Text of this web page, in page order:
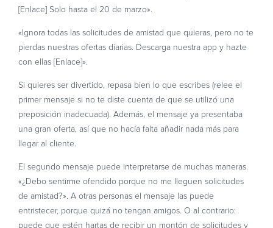
[Enlace] Solo hasta el 20 de marzo».
«Ignora todas las solicitudes de amistad que quieras, pero no te
pierdas nuestras ofertas diarias. Descarga nuestra app y hazte
con ellas [Enlace]».
Si quieres ser divertido, repasa bien lo que escribes (relee el
primer mensaje si no te diste cuenta de que se utilizó una
preposición inadecuada). Además, el mensaje ya presentaba
una gran oferta, así que no hacía falta añadir nada más para
llegar al cliente.
El segundo mensaje puede interpretarse de muchas maneras.
«¿Debo sentirme ofendido porque no me lleguen solicitudes
de amistad?». A otras personas el mensaje las puede
entristecer, porque quizá no tengan amigos. O al contrario:
puede que estén hartas de recibir un montón de solicitudes y